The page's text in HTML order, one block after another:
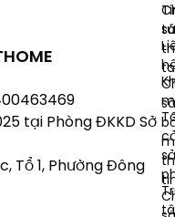
tại Phòng ĐKKD Sở
Tổ 1, Phường Đông